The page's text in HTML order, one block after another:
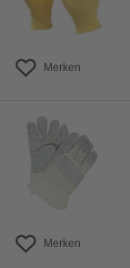
Merken
Merken